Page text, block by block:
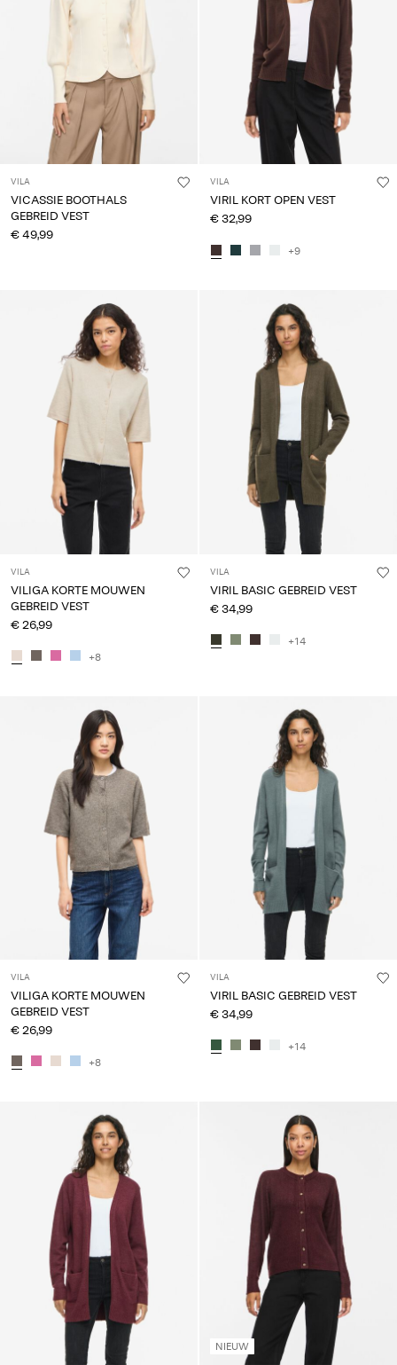
VILA
VICASSIE BOOTHALS
GEBREID VEST
€ 49,99
VILA
VIRIL KORT OPEN VEST
€ 32,99
+9
VILA
VILIGA KORTE MOUWEN
GEBREID VEST
€ 26,99
+8
VILA
VIRIL BASIC GEBREID VEST
€ 34,99
+14
VILA
VILIGA KORTE MOUWEN
GEBREID VEST
€ 26,99
+8
VILA
VIRIL BASIC GEBREID VEST
€ 34,99
+14
NIEUW